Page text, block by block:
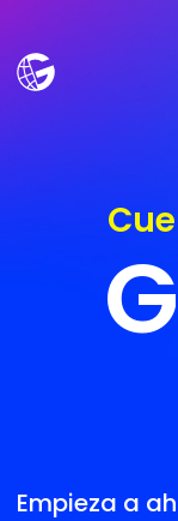
Image
Empieza a